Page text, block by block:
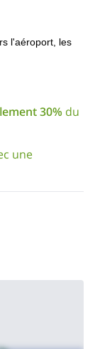
départ mais
le repas du
situé au bord de
sur
est
vite possible.
de ski
l'aéroport, les
30% du
une